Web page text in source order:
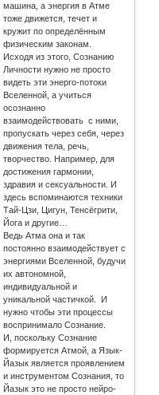
машина, а энергия в Атме
тоже движется, течет и
кружит по определённым
физическим законам.
Исходя из этого, Сознанию
Личности нужно не просто
видеть эти энерго-потоки
Вселенной, а учиться
осознанно
взаимодействовать с ними,
пропускать через себя, через
движения тела, речь,
творчество. Например, для
достижения гармонии,
здравия и сексуальности. И
здесь вспоминаются техники
Тай-Цзи, Цигун, Тенсёгрити,
Йога и другие…
Ведь Атма она и так
постоянно взаимодействует с
энергиями Вселенной, будучи
их автономной,
индивидуальной и
уникальной частичкой. И
нужно чтобы эти процессы
воспринимало Сознание.
И, поскольку Сознание
формируется Атмой, а Язык-
Йазык является проявлением
и инструментом Сознания, то
Йазык это не просто нейро-